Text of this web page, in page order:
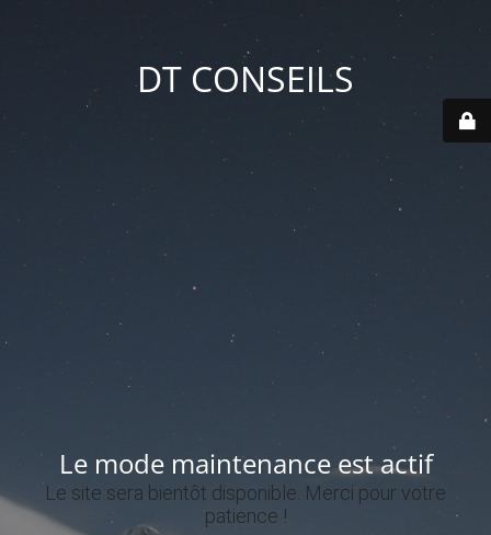
DT CONSEILS
Le mode maintenance est actif
Le site sera bientôt disponible. Merci pour votre
patience !